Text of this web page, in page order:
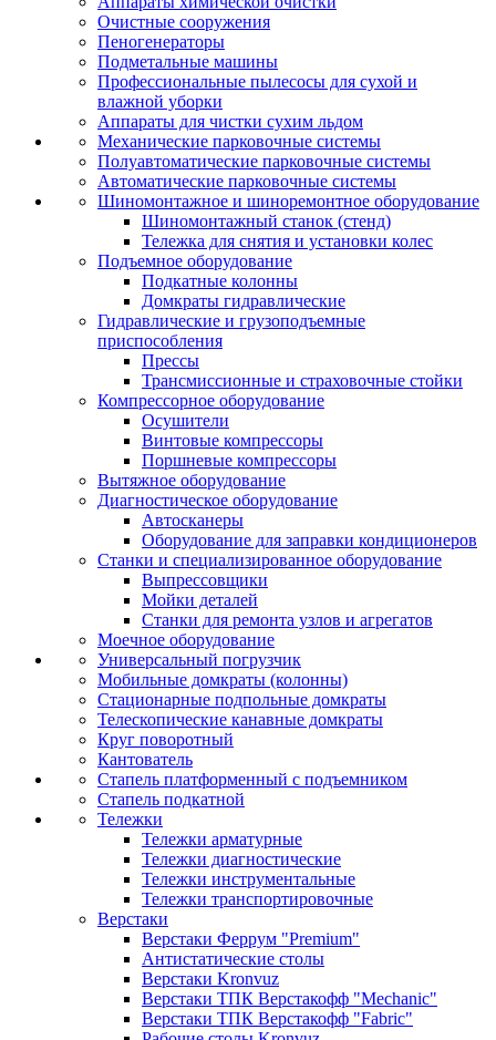
Очистные сооружения
Пеногенераторы
Подметальные машины
Профессиональные пылесосы для сухой и
влажной уборки
Аппараты для чистки сухим льдом
Механические парковочные системы
Полуавтоматические парковочные системы
Автоматические парковочные системы
Шиномонтажное и шиноремонтное оборудование
Шиномонтажный станок (стенд)
Тележка для снятия и установки колес
Подъемное оборудование
Подкатные колонны
Домкраты гидравлические
Гидравлические и грузоподъемные
приспособления
Прессы
Трансмиссионные и страховочные стойки
Компрессорное оборудование
Осушители
Винтовые компрессоры
Поршневые компрессоры
Вытяжное оборудование
Диагностическое оборудование
Автосканеры
Оборудование для заправки кондиционеров
Станки и специализированное оборудование
Выпрессовщики
Мойки деталей
Станки для ремонта узлов и агрегатов
Моечное оборудование
Универсальный погрузчик
Мобильные домкраты (колонны)
Стационарные подпольные домкраты
Телескопические канавные домкраты
Круг поворотный
Кантователь
Стапель платформенный с подъемником
Стапель подкатной
Тележки
Тележки арматурные
Тележки диагностические
Тележки инструментальные
Тележки транспортировочные
Верстаки
Верстаки Феррум "Premium"
Антистатические столы
Верстаки Kronvuz
Верстаки ТПК Верстакофф "Mechanic"
Верстаки ТПК Верстакофф "Fabric"